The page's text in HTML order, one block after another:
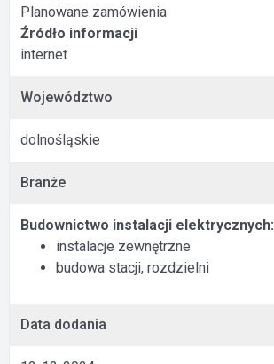
Planowane zamówienia
Źródło informacji
internet
Województwo
dolnośląskie
Branże
Budownictwo instalacji elektrycznych:
instalacje zewnętrzne
budowa stacji, rozdzielni
Data dodania